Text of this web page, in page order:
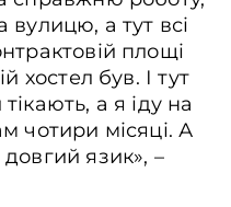
вулицю, а тут всі
площі
хостел був. І тут
а я іду на
чотири місяці. А
язик», –